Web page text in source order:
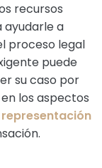
recursos
ayudarle a
proceso legal
puede
su caso por
los aspectos
representación